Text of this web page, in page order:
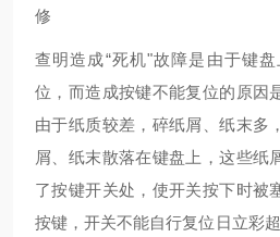
修
查明造成“死机"故障是由于键
位，而造成按键不能复位的原因
由于纸质较差，碎纸屑、纸末多
屑、纸末散落在键盘上，这些纸
了按键开关处，使开关按下时被
按键，开关不能自行复位日立彩